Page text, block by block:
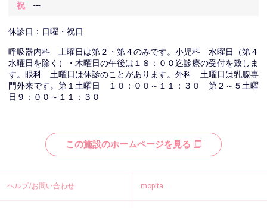
祝 ---
休診日：日曜・祝日
呼吸器内科 土曜日は第２・第４のみです。小児科 水曜日（第４
水曜日を除く）・木曜日の午後は１８：００迄診療の受付を致しま
す。眼科 土曜日は休診のことがあります。外科 土曜日は乳腺専
門外来です。第１土曜日 １０：００～１１：３０ 第２～５土曜
日９：００～１１：３０
この施設のホームページを見る
ヘルプ/お問い合わせ mopita